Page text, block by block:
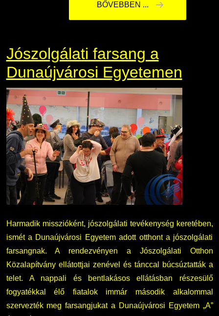
DUE Hallgatói laptop használati segédlet
Képzési Életpályamodell
BŐVEBBEN ...
Jószolgálati farsang a
Dunaújvárosi Egyetemen
Harmadik misszióként, jószolgálati tevékenység keretében,
ismét a Dunaújvárosi Egyetem adott otthont a jószolgálati
farsangnak. A rendezvényen a Jószolgálati Otthon
Közalapítvány ellátottjai zenével és tánccal búcsúztatták a
telet. A nappali és bentlakásos ellátásban részesülő
fogyatékkal élő fiatalok immár második alkalommal
szervezték meg farsangjukat a Dunaújvárosi Egyetem „A”